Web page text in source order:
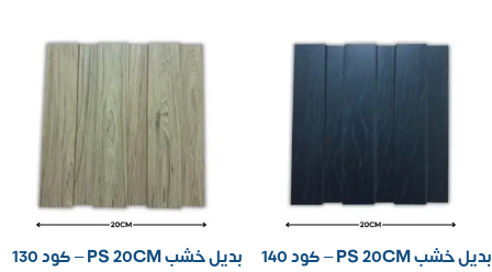
بديل خشب PS 20CM – كود 140
بديل خشب PS 20CM – كود 130